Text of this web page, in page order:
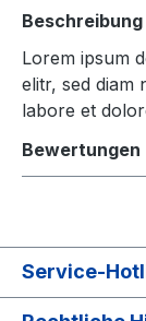
Beschreibung
Lorem ipsum
elitr, sed diam
labore et
Bewertungen
Service-